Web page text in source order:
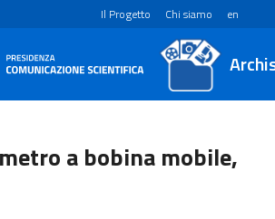
Il Progetto Chi siamo en
a bobina mobile,